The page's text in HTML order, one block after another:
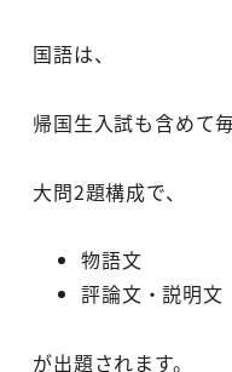
国語は、
帰国生入試も含めて
大問2題構成で、
物語文
評論文・説明文
が出題されます。